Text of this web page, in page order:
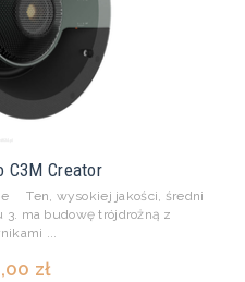
C3M Creator
Ten, wysokiej jakości, średni
ma budowę trójdrożną z
...
zł